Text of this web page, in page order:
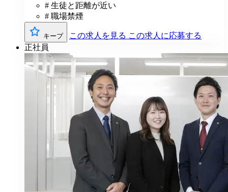
# 生徒と距離が近い
# 職場禁煙
キープ この求人を見る この求人に応募する
正社員